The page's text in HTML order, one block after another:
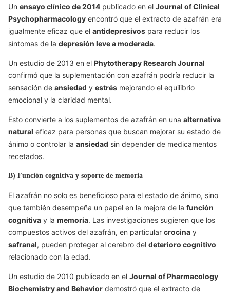
Un ensayo clínico de 2014 publicado en el Journal of Clinical
Psychopharmacology encontró que el extracto de azafrán era
igualmente eficaz que el antidepresivos para reducir los
síntomas de la depresión leve a moderada.
Un estudio de 2013 en el Phytotherapy Research Journal
confirmó que la suplementación con azafrán podría reducir la
sensación de ansiedad y estrés mejorando el equilibrio
emocional y la claridad mental.
Esto convierte a los suplementos de azafrán en una alternativa
natural eficaz para personas que buscan mejorar su estado de
ánimo o controlar la ansiedad sin depender de medicamentos
recetados.
B) Función cognitiva y soporte de memoria
El azafrán no solo es beneficioso para el estado de ánimo, sino
que también desempeña un papel en la mejora de la función
cognitiva y la memoria. Las investigaciones sugieren que los
compuestos activos del azafrán, en particular crocina y
safranal, pueden proteger al cerebro del deterioro cognitivo
relacionado con la edad.
Un estudio de 2010 publicado en el Journal of Pharmacology
Biochemistry and Behavior demostró que el extracto de